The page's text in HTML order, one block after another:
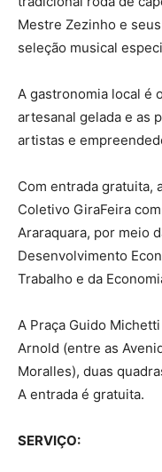
Mestre Zezinho e
seleção musical
A gastronomia local é
artesanal gelada e as
artistas e
Com entrada gratuita,
Coletivo GiraFeira
Araraquara, por meio
Desenvolvimento
Trabalho e da
A Praça Guido
Arnold (entre as
Moralles), duas
A entrada é gratuita.
SERVIÇO: